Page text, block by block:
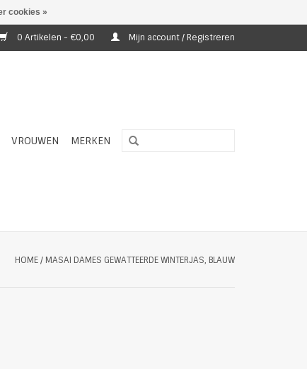
0 Artikelen - €0,00 Mijn account / Registreren
VROUWEN MERKEN
HOME/ MASAI DAMES GEWATTEERDE WINTERJAS, BLAUW
cookies »